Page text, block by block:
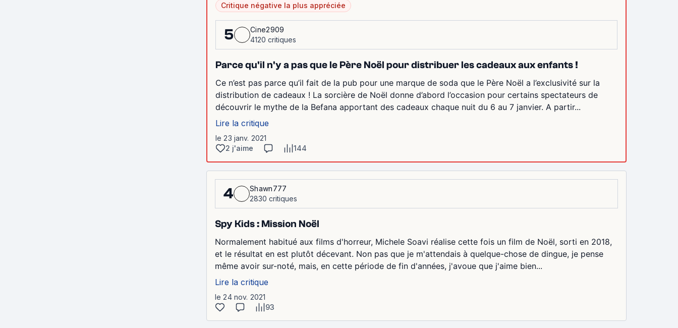
Critique négative la plus appréciée
5
Cine2909
4120 critiques
Parce qu'il n'y a pas que le Père Noël pour distribuer les cadeaux aux enfants !
Ce n’est pas parce qu’il fait de la pub pour une marque de soda que le Père Noël a l’exclusivité sur la
distribution de cadeaux ! La sorcière de Noël donne d’abord l’occasion pour certains spectateurs de
découvrir le mythe de la Befana apportant des cadeaux chaque nuit du 6 au 7 janvier. A partir...
Lire la critique
le 23 janv. 2021
2 j'aime
144
4
Shawn777
2830 critiques
Spy Kids : Mission Noël
Normalement habitué aux films d'horreur, Michele Soavi réalise cette fois un film de Noël, sorti en 2018,
et le résultat en est plutôt décevant. Non pas que je m'attendais à quelque-chose de dingue, je pense
même avoir sur-noté, mais, en cette période de fin d'années, j'avoue que j'aime bien...
Lire la critique
le 24 nov. 2021
93